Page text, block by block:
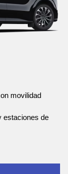
movilidad
estaciones de